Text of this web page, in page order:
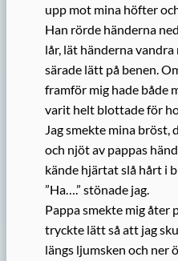
upp mot mina höfter
Han rörde händerna
lår, lät händerna
särade lätt på benen.
framför mig hade både
varit helt blottade för
Jag smekte mina
och njöt av pappas
kände hjärtat slå hårt i
”Ha….” stönade jag.
Pappa smekte mig åter
tryckte lätt så att jag
längs ljumsken och ner